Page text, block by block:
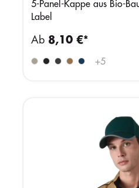
5-Panel-Kappe aus Bio-
Label
+5
Ab 8,10 €*